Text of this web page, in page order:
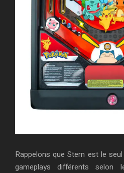
Rappelons que Stern est le
gameplays différents selon